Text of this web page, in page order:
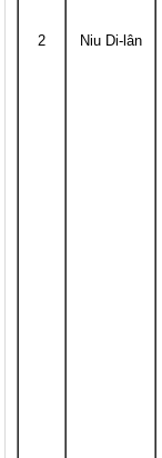
2 Niu Di-lân